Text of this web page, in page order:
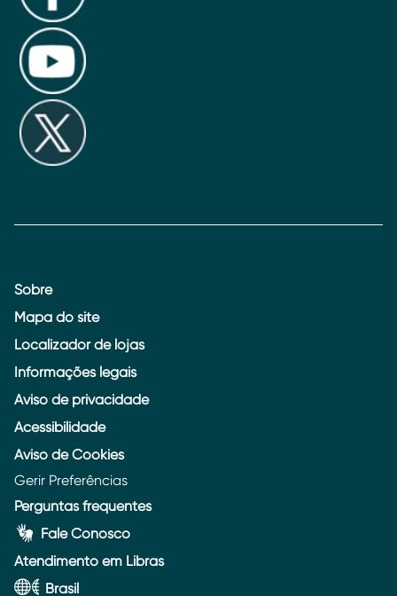
Sobre
Mapa do site
Localizador de lojas
Informações legais
Aviso de privacidade
Acessibilidade
Aviso de Cookies
Gerir Preferências
Perguntas frequentes
Fale Conosco
Atendimento em Libras
Brasil